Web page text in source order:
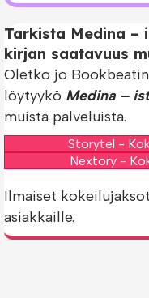
Tarkista Medina –
kirjan saatavuus
Oletko jo
löytyykö Medina –
muista palveluista.
Storytel -
Nextory -
Ilmaiset
asiakkaille.